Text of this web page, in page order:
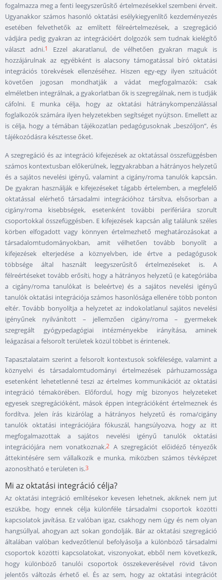
fogalmazza meg a fenti leegyszerűsítő értelmezésekkel szembeni érveit.
Ugyanakkor számos hasonló oktatási esélykiegyenlítő kezdeményezés
esetében felvethetők az említett félreértelmezések, a szegregáció
vádjára pedig gyakran az integrációért dolgozók sem tudnak kielégítő
választ adni.1
Ezzel akaratlanul, de vélhetően gyakran maguk is
hozzájárulnak az egyébként is alacsony támogatással bíró oktatási
integrációs törekvések ellenzéséhez. Hiszen egy-egy ilyen szituációt
követően jogosan mondhatják a vádat megfogalmazók: csak
elméletben integrálnak, a gyakorlatban ők is szegregálnak, nem is tudják
cáfolni. E munka célja, hogy az oktatási hátránykompenzálással
foglalkozók számára ilyen helyzetekben segítséget nyújtson. Emellett az
is célja, hogy a témában tájékozatlan pedagógusoknak „beszóljon”, és
tájékozódásra késztesse őket.
A szegregáció és az integráció kifejezések az oktatással összefüggésben
számos kontextusban előkerülnek, leggyakrabban a hátrányos helyzetű
és a sajátos nevelési igényű, valamint a cigány/roma tanulók kapcsán.
De gyakran használják e kifejezéseket tágabb értelemben, a megfelelő
oktatással elérhető társadalmi integrációhoz társítva, elsősorban a
cigány/roma kisebbségek, esetenként további perifériára szorult
csoportokkal összefüggésben. E kifejezések kapcsán alig találunk széles
körben elfogadott vagy könnyen értelmezhető meghatározásokat a
társadalomtudományokban, amit vélhetően tovább bonyolít a
kifejezések elterjedése a köznyelvben, ide értve a pedagógusok
többsége által használt leegyszerűsítő értelmezéseket is. A
félreértéseket tovább erősíti, hogy a hátrányos helyzetű (e kategóriába
a cigány/roma tanulókat is beleértve) és a sajátos nevelési igényű
tanulók oktatási integrációja számos hasonlósága ellenére több ponton
eltér. Tovább bonyolítja a helyzetet az indokolatlanul sajátos nevelési
igényűnek nyilvánított – jellemzően cigány/roma – gyermekek
szegregált gyógypedagógiai intézményekbe irányítása, aminek
leágazásai a felsorolt területek közül többet is érintenek.
Tapasztalataim szerint a felsorolt kontextusok sokfélesége, valamint a
köznyelvi és társadalomtudományi értelmezések párhuzamossága
esetenként lehetetlenné teszi az értelmes kommunikációt az oktatási
integráció témakörében. Előfordul, hogy míg bizonyos helyzeteket
egyesek szegregációként, mások éppen integrációként értelmeznek és
fordítva. Jelen írás kizárólag a hátrányos helyzetű és roma/cigány
tanulók oktatási integrációjára fókuszál, hangsúlyozva, hogy az itt
megfogalmazottak a sajátos nevelési igényű tanulók oktatási
integrációjára nem vonatkoznak.2 A szegregációt előidéző tényezők
áttekintésére sem vállalkozik e munka, miközben számos tévképzet
azonosítható e területen is.3
Mi az oktatási integráció célja?
Az oktatási integráció említésekor kevesen lehetnek, akiknek nem jut
eszükbe, hogy ennek célja különféle társadalmi csoportok közötti
kapcsolatok javítása. Ez valóban igaz, csakhogy nem úgy és nem olyan
hangsúllyal, ahogyan azt sokan gondolják. Bár az oktatási szegregáció
általában valóban kedvezőtlenül befolyásolja a különböző társadalmi
csoportok közötti kapcsolatokat, viszonyokat, ebből nem következik,
hogy különböző tanulói csoportok összekeverésével rövid távon
jelentős változás érhető el. És az sem, hogy az oktatási integrációt